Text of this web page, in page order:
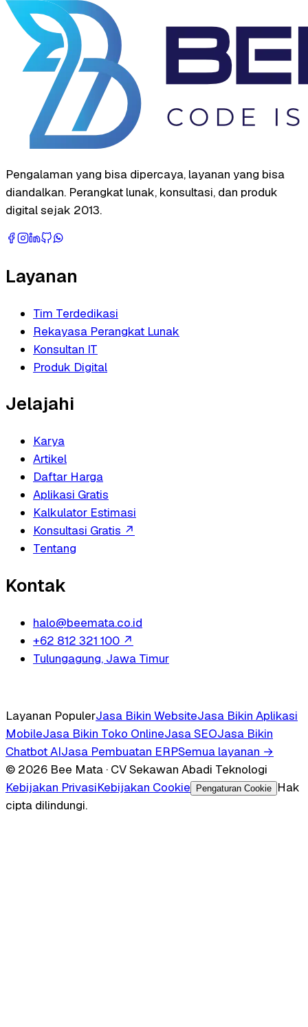
Pengalaman yang bisa dipercaya, layanan yang bisa
diandalkan. Perangkat lunak, konsultasi, dan produk
digital sejak 2013.
Layanan
Tim Terdedikasi
Rekayasa Perangkat Lunak
Konsultan IT
Produk Digital
Jelajahi
Karya
Artikel
Daftar Harga
Aplikasi Gratis
Kalkulator Estimasi
Konsultasi Gratis ↗
Tentang
Kontak
halo@beemata.co.id
+62 812 321 100 ↗
Tulungagung, Jawa Timur
Layanan PopulerJasa Bikin WebsiteJasa Bikin Aplikasi
MobileJasa Bikin Toko OnlineJasa SEOJasa Bikin
Chatbot AIJasa Pembuatan ERPSemua layanan →
© 2026 Bee Mata · CV Sekawan Abadi Teknologi
Kebijakan PrivasiKebijakan Cookie Pengaturan Cookie
Hak
cipta dilindungi.